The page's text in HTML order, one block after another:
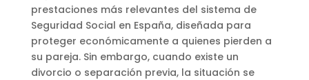
prestaciones más relevantes del sistema de
Seguridad Social en España, diseñada para
proteger económicamente a quienes pierden a
su pareja. Sin embargo, cuando existe un
divorcio o separación previa, la situación se